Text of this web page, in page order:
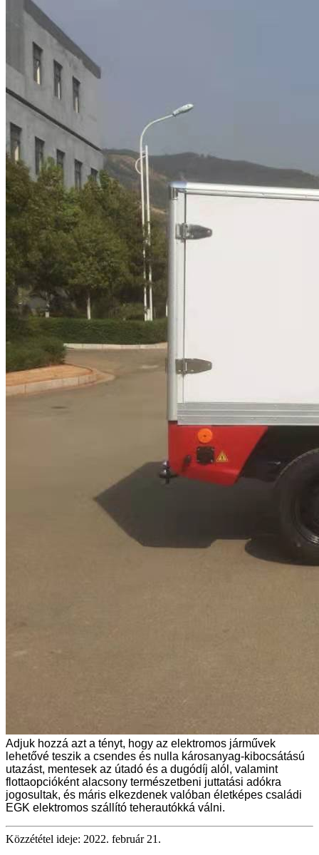
Adjuk hozzá azt a tényt, hogy az elektromos járművek
lehetővé teszik a csendes és nulla károsanyag-kibocsátású
utazást, mentesek az útadó és a dugódíj alól, valamint
flottaopcióként alacsony természetbeni juttatási adókra
jogosultak, és máris elkezdenek valóban életképes családi
EGK elektromos szállító teherautókká válni.
Közzététel ideje: 2022. február 21.